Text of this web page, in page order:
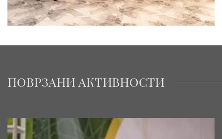
ПОВРЗАНИ АКТИВНОСТИ